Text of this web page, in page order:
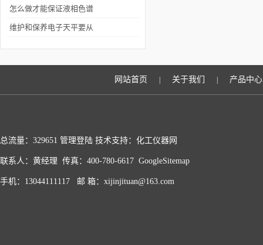
头是否正确
怎么做才能保证液相色谱
仪分析的结果正确
维护和保养电子天平要从
网站首页 关于我们 产品中心
总流量：329651 管理登陆 技术支持：化工仪器网
联系人：黄经理 传真：400-780-6617 GoogleSitemap
手机：13044111117 邮 箱：xijinjituan@163.com